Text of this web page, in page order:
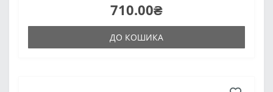
710.00₴
ДО КОШИКА